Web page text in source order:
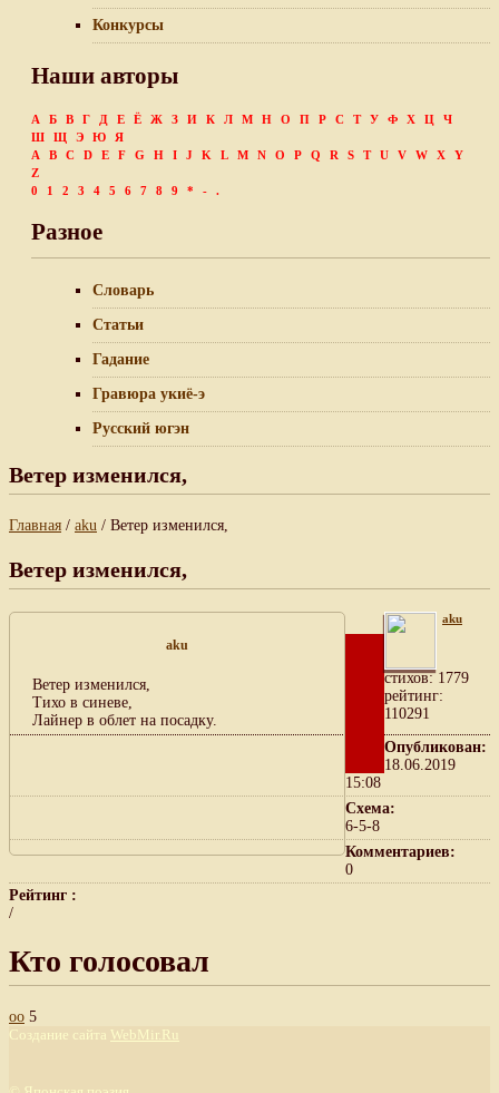
Конкурсы
Наши авторы
А Б В Г Д Е Ё Ж З И К Л М Н О П Р С Т У Ф Х Ц
Ч
Ш
Щ Э Ю
Я
A
B C D E F G H I J K L M N O P Q R S T U V W X
Y
Z
0
1 2 3 4 5 6 7 8 9 * - .
Разное
Словарь
Статьи
Гадание
Гравюра укиё-э
Русский югэн
Ветер изменился,
Главная / aku / Ветер изменился,
Ветер изменился,
aku
Ветер изменился,
Тихо в синеве,
Лайнер в облет на посадку.
aku
cтихов: 1779
рейтинг:
110291
Опубликован:
18.06.2019
15:08
Схема:
6-5-8
Комментариев:
0
Рейтинг :
/
Кто голосовал
оо 5
Создание сайта WebMir.Ru